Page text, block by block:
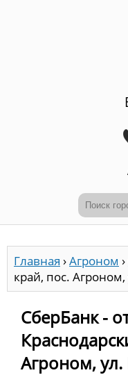
Главная ›Агроном ›
край, пос.
СберБанк -
Агроном,